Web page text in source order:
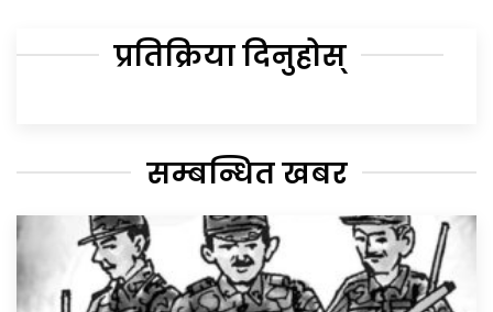
प्रतिक्रिया दिनुहोस्
सम्बन्धित खबर